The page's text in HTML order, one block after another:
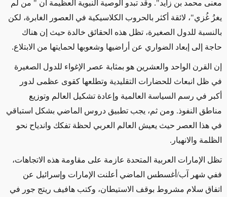
معنى محمد بن زايد". وقد تبدو الوصية النبوية العظيمة أن " من لم
يغزُ غُزي"، لائقة أكثر بالحروب الكلاسيكية في العصور الغابرة، لكن
بالنسبة للدول الصغيرة، تظل هذه الحقائق خالدة حيث إن هناك
حاجة إلى إبعاد الضواري عن أراضيها وشعوبها لحمايتها من الابتلاع.
إن القرن الواحد والعشرين هو بمثابة عصر الإغواء للدول الصغيرة
في ظل انبعاث للحضارات التقليدية وتطلعها كقوى عظمى لدور
أكبر في رسم السياسة العالمية وإعادة تشكيل العالم وتوزيع
مناطق النفوذ. ومن ثم، يجب تطبيق دروس الماضي بشكل استباقي
في هذا العصر حيث يعيش العالم العربي لحظة تفكك واندياح نحو
الظلمة والانهيار.
تظل الإمارات العربية المتحدة عازمة على مقاومة هذه الاتجاهات،
ففي شهر آب/ أغسطس الماضي أعلنت الإمارات وإسرائيل عن
اتفاق سلام مشروط بوقف الاستيطان، وكتب هافيف ريتج جور في